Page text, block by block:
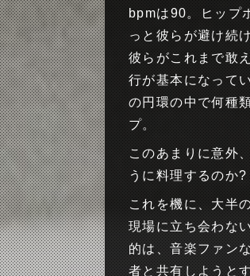
bpmは90。ヒップ
っと彼らが避け続
彼らがこれまで敢
行が基本になって
の円環の中で何種
プ。
このあまりに意外
うに料理するのか?
これを機に、大半
現場に立ち会わな
的は、音楽ファン
者と共有しようと